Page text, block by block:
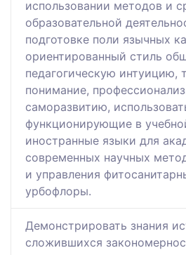
использовании методов и
образовательной
подготовке поли язычных
ориентированный стиль
педагогическую интуицию,
понимание,
саморазвитию,
функционирующие в
иностранные языки для
современных научных
и управления
урбофлоры.
Демонстрировать знания
сложившихся